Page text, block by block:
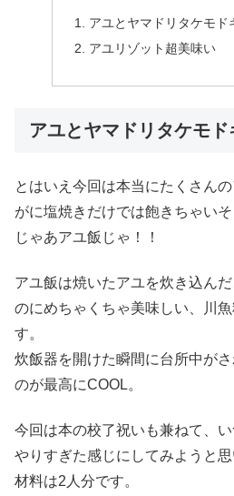
アユとヤマドリタケモド
アユリゾット超美味い
アユとヤマドリタケモ
とはいえ今回は本当にたくさん
がに塩焼きだけでは飽きちゃいそ
じゃあアユ飯じゃ！！
アユ飯は焼いたアユを炊き込ん
のにめちゃくちゃ美味しい、川
す。
炊飯器を開けた瞬間に台所中が
のが最高にCOOL。
今回は本の校了祝いも兼ねて、
やりすぎた感じにしてみようと思
材料は2人分です。